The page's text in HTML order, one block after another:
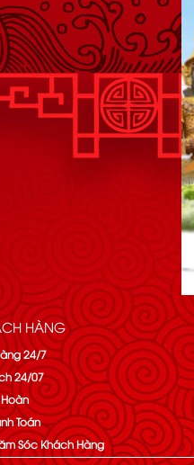
HÀNG
24/7
24/07
Hoàn
Toán
Sóc Khách Hàng